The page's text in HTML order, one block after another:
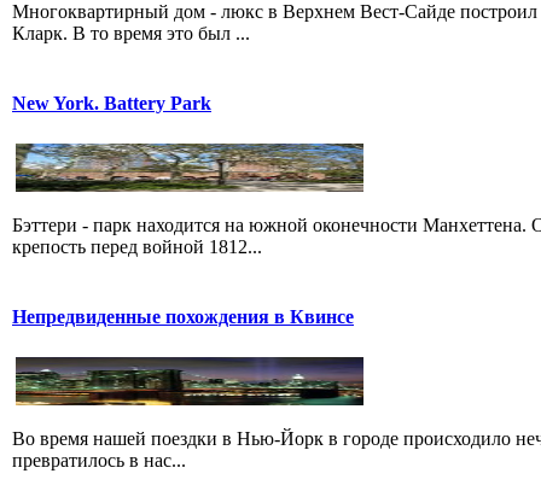
Многоквартирный дом - люкс в Верхнем Вест-Сайде
Кларк. В то время это был ...
New York. Battery Park
Бэттери - парк находится на южной оконечности
крепость перед войной 1812...
Непредвиденные похождения в Квинсе
Во время нашей поездки в Нью-Йорк в городе происходило
превратилось в нас...